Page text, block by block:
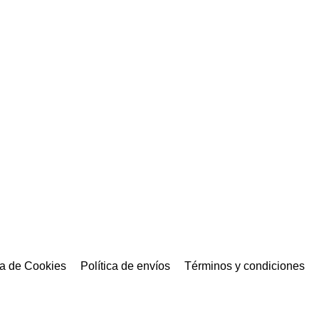
de Cookies Política de envíos Términos y condiciones